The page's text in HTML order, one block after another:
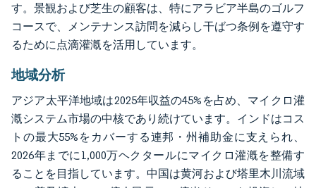
す。景観および芝生の顧客は、特にアラビア半島のゴルフ
コースで、メンテナンス訪問を減らし干ばつ条例を遵守す
るために点滴灌漑を活用しています。
地域分析
アジア太平洋地域は2025年収益の45%を占め、マイクロ灌
漑システム市場の中核であり続けています。インドはコス
トの最大55%をカバーする連邦・州補助金に支えられ、
2026年までに1,000万ヘクタールにマイクロ灌漑を整備す
ることを目指しています。中国は黄河および塔里木川流域